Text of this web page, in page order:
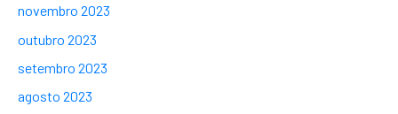
novembro 2023
outubro 2023
setembro 2023
agosto 2023